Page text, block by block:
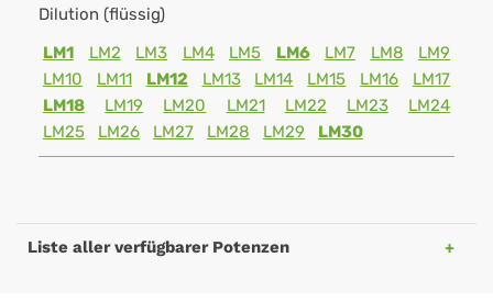
Dilution (flüssig)
LM1
LM2 LM3 LM4 LM5 LM6 LM7 LM8
LM9
LM10
LM11 LM12 LM13 LM14 LM15 LM16
LM17
LM18
LM19 LM20 LM21 LM22 LM23
LM24
LM25
LM26 LM27 LM28 LM29 LM30
Liste aller verfügbarer Potenzen